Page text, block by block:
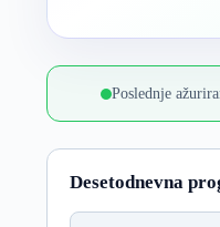
Poslednje
Desetodnevna